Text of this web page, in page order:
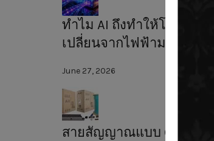
ทำไม AI ถึงทำให้โลกต้อง
เปลี่ยนจากไฟฟ้ามาใช้แสง?
June 27, 2026
สายสัญญาณแบบ CAT6A น่า